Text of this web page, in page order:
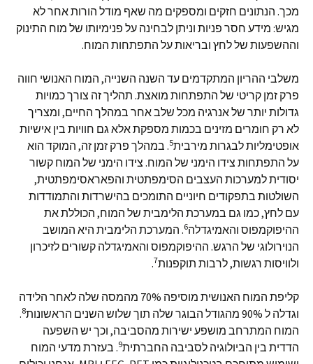
מכך. הנתונים חזקים ומספקים מה שאף מודל הורות אחר לא
מגיש: מידע חסר פניות וניתן לבחינה על פנימיותו של מוח התינוק
וההשפעות של לחץ ובריאות על התפתחות המוח.
משלבי ההריון המתקדמים עד השנה השנייה, המוח האנושי חווה
פרק זמן קריטי של התפתחות מואצת. תהליך זה צורך כמויות
גדולות יותר של אנרגיה מכל שלב אחר במהלך החיים, ומצריך
לא רק חומרים מזינים בכמות מספקת אלא גם חוויות בין אישיות
אופטימליות לבגרות מירבית5. במהלך פרק זמן זה, המוקד הוא
על התפתחות צידו הימני של המוח. צידו הימני של המוח קשור
יסודית למערכות העצבים הסימפתטית והפאראסימפתטית,
השולטות בתפקודים חיוניים התומכים בהישרדות והתמודדות
עם לחץ, כמו גם במערכת הלימבית של המוח, הכוללת את
ההיפוקמפוס והאמיגדלה6. המערכת הלימבית היא המושב
הנוירולוגי של הרגש. ההיפוקמפוס והאמיגדלה קשורים לזיכרון
ולוויסות רגשות, לרבות תוקפנות7
.
קליפת המוח האנושית מוסיפה 70% מהמסה שלה לאחר הלידה
וגדלה ל 90% מהגודל הבוגר שלה תוך שלוש השנים הראשונות
8
.
המוח המתרחב מושפע ישירות מהסביבה, וכך יש השפעה
הדדית בין הביולוגיה לסביבה החברתית9. בעזרת מדעי המוח